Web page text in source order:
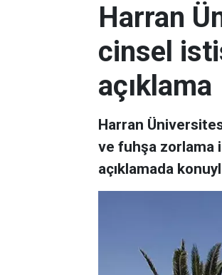
Harran
cinsel
açıklama
Harran
ve fuhşa zorlama
açıklamada